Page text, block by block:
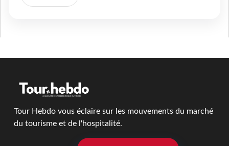
Tour Hebdo vous éclaire sur les mouvements du marché
du tourisme et de l'hospitalité.